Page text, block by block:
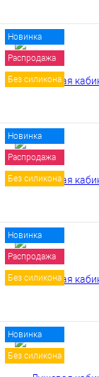
Новинка
Распродажа
Без силикона
Новинка
Распродажа
Без силикона
Новинка
Распродажа
Без силикона
Новинка
Без силикона